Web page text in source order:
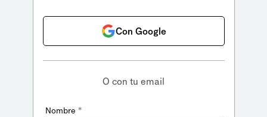
Con Google
O con tu email
Nombre *